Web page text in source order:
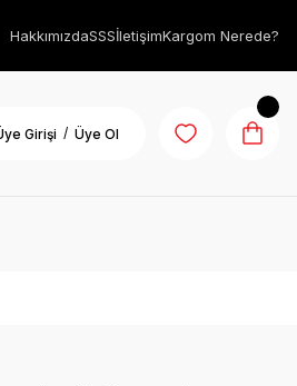
HakkımızdaSSSİletişimKargom Nerede?
Girişi / Üye Ol